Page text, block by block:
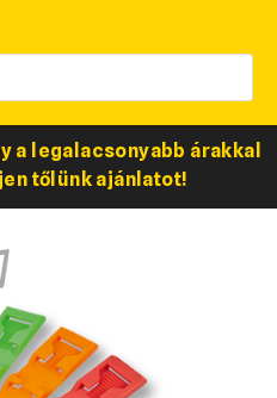
a legalacsonyabb árakkal
tőlünk ajánlatot!